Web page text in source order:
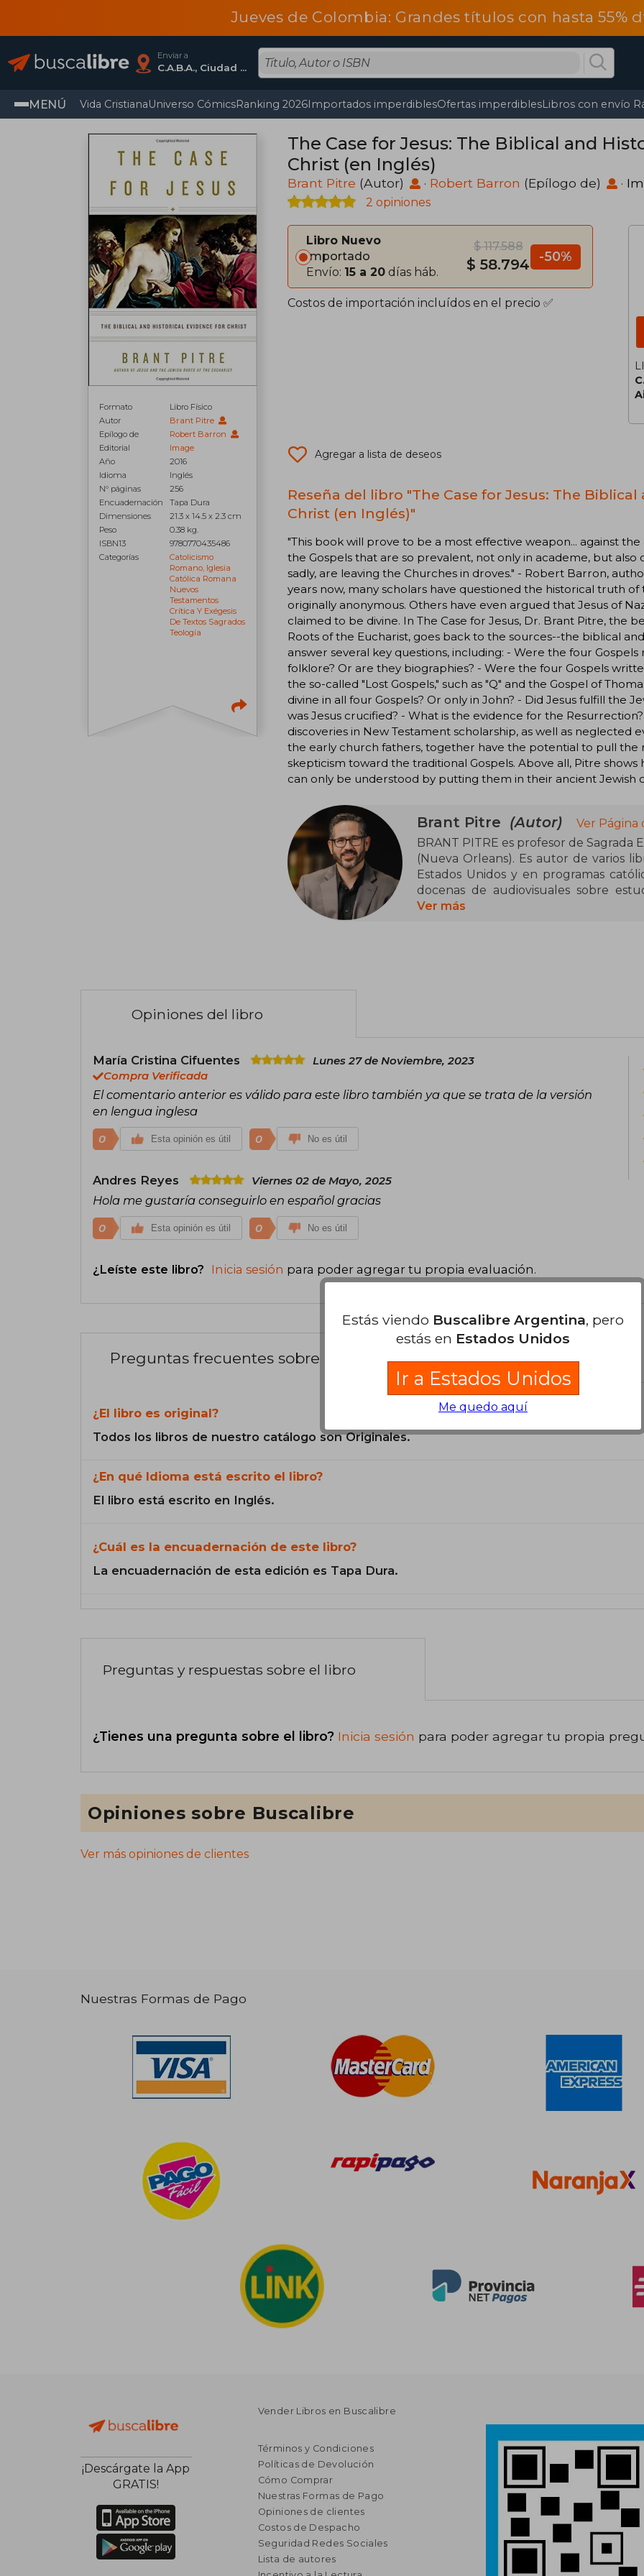
Jueves de Colombia: Grandes títulos con hasta 55%
Enviar a
C.A.B.A., Ciudad Autónoma De Buenos Aires
MENÚ Vida CristianaUniverso CómicsRanking 2026Importados imperdiblesOfertas imperdiblesLibros con envío
Formato
Libro Físico
Autor
Brant Pitre
Epílogo de
Robert Barron
Editorial
Image
Año
2016
Idioma
Inglés
N° páginas
256
Encuadernación
Tapa Dura
Dimensiones
21.3 x 14.5 x 2.3 cm
Peso
0.38 kg.
ISBN13
9780770435486
Categorías
Catolicismo
Romano, Iglesia
Católica Romana
Nuevos
Testamentos
Crítica Y Exégesis
De Textos Sagrados
Teología
The Case for Jesus: The Biblical and
Christ (en Inglés)
Brant Pitre (Autor) · Robert Barron (Epílogo de) ·
2 opiniones
Libro Nuevo
Importado
Envío: 15 a 20 días háb.
$ 117.588
$ 58.794 -50%
Costos de importación incluídos en el precio ✅
Agregar a lista de deseos
Reseña del libro "The Case for Jesus: The
Christ (en Inglés)"
"This book will prove to be a most effective weapon... against
the Gospels that are so prevalent, not only in academe, but
sadly, are leaving the Churches in droves." - Robert Barron,
years now, many scholars have questioned the historical truth
originally anonymous. Others have even argued that Jesus of
claimed to be divine. In The Case for Jesus, Dr. Brant Pitre, the
Roots of the Eucharist, goes back to the sources--the biblical
answer several key questions, including: - Were the four
folklore? Or are they biographies? - Were the four Gospels
the so-called "Lost Gospels," such as "Q" and the Gospel of
divine in all four Gospels? Or only in John? - Did Jesus fulfill the
was Jesus crucified? - What is the evidence for the
discoveries in New Testament scholarship, as well as neglected
the early church fathers, together have the potential to pull
skepticism toward the traditional Gospels. Above all, Pitre
can only be understood by putting them in their ancient Jewish
Brant Pitre (Autor)
Ver Página
BRANT PITRE es profesor de
(Nueva Orleans). Es autor de varios
Estados Unidos y en programas
docenas de audiovisuales sobre
bíblicas de la fe católica. Vive en
Ver más
Opiniones del libro
María Cristina Cifuentes
Lunes 27 de Noviembre, 2023
Compra Verificada
El comentario anterior es válido para este libro también ya que se trata de la versión
en lengua inglesa
0 Esta opinión es útil 0 No es útil
Andres Reyes Viernes 02 de Mayo, 2025
Hola me gustaría conseguirlo en español gracias
0 Esta opinión es útil 0 No es útil
¿Leíste este libro? Inicia sesión para poder agregar tu propia evaluación.
Preguntas frecuentes sobre el libro
¿El libro es original?
Todos los libros de nuestro catálogo son Originales.
¿En qué Idioma está escrito el libro?
El libro está escrito en Inglés.
¿Cuál es la encuadernación de este libro?
La encuadernación de esta edición es Tapa Dura.
Preguntas y respuestas sobre el libro
¿Tienes una pregunta sobre el libro? Inicia sesión para poder agregar tu propia
Opiniones sobre Buscalibre
Ver más opiniones de clientes
Nuestras Formas de Pago
¡Descárgate la App
GRATIS!
Vender Libros en Buscalibre
Términos y Condiciones
Políticas de Devolución
Cómo Comprar
Nuestras Formas de Pago
Opiniones de clientes
Costos de Despacho
Seguridad Redes Sociales
Lista de autores
Estás viendo Buscalibre Argentina, pero
estás en Estados Unidos
Ir a Estados Unidos
Me quedo aquí